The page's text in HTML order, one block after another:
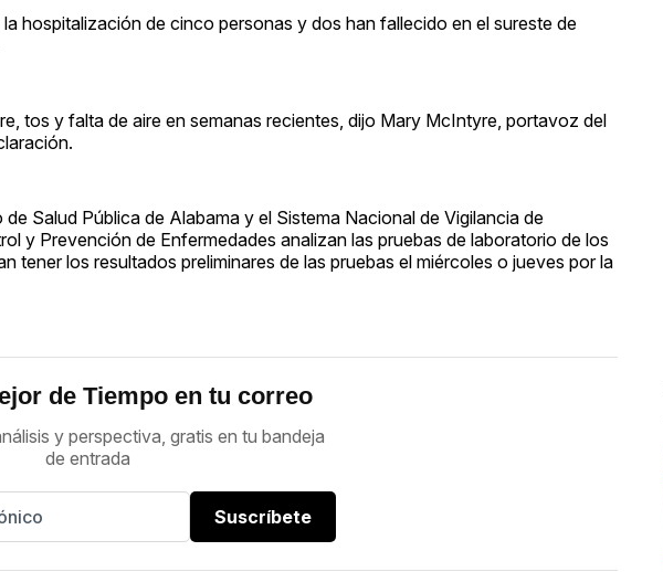
hospitalización de cinco personas y dos han fallecido en el sureste de
tos y falta de aire en semanas recientes, dijo Mary McIntyre, portavoz del
Salud Pública de Alabama y el Sistema Nacional de Vigilancia de
y Prevención de Enfermedades analizan las pruebas de laboratorio de los
tener los resultados preliminares de las pruebas el miércoles o jueves por la
de Tiempo en tu correo
y perspectiva, gratis en tu bandeja
de entrada
Suscríbete